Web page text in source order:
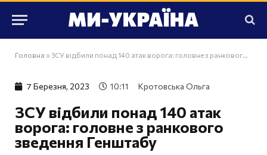
Головна » ЗСУ відбили понад 140 атак ворога: головне з ранкового зведення Генштабу
7 Березня, 2023 10:11 Кротовська Ольга
ЗСУ відбили понад 140 атак
ворога: головне з ранкового
зведення Генштабу